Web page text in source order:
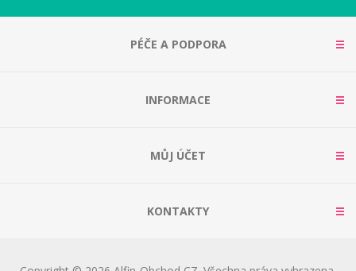
PÉČE A PODPORA
INFORMACE
MŮJ ÚČET
KONTAKTY